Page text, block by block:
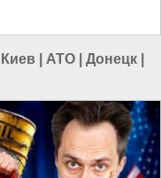
Киев АТО Донецк